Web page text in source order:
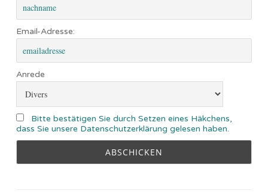
Email-Adresse:
Anrede
Bitte bestätigen Sie durch Setzen eines Häkchens,
dass Sie unsere Datenschutzerklärung gelesen haben.